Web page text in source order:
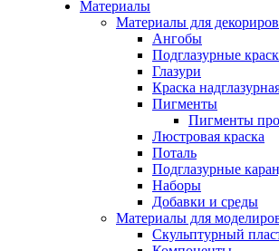
Материалы
Материалы для
Ангобы
Подглазурные
Глазури
Краска
Пигменты
Пигменты
Люстровая краска
Поталь
Подглазурные
Наборы
Добавки и среды
Материалы для
Скульптурный